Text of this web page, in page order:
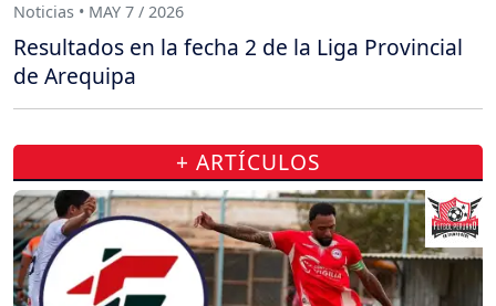
Noticias • MAY 7 / 2026
Resultados en la fecha 2 de la Liga Provincial
de Arequipa
+ ARTÍCULOS